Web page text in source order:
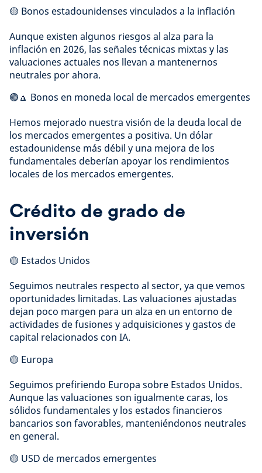
🟡 Bonos estadounidenses vinculados a la inflación
Aunque existen algunos riesgos al alza para la
inflación en 2026, las señales técnicas mixtas y las
valuaciones actuales nos llevan a mantenernos
neutrales por ahora.
🟢🔼 Bonos en moneda local de mercados emergentes
Hemos mejorado nuestra visión de la deuda local de
los mercados emergentes a positiva. Un dólar
estadounidense más débil y una mejora de los
fundamentales deberían apoyar los rendimientos
locales de los mercados emergentes.
Crédito de grado de
inversión
🟡 Estados Unidos
Seguimos neutrales respecto al sector, ya que vemos
oportunidades limitadas. Las valuaciones ajustadas
dejan poco margen para un alza en un entorno de
actividades de fusiones y adquisiciones y gastos de
capital relacionados con IA.
🟡 Europa
Seguimos prefiriendo Europa sobre Estados Unidos.
Aunque las valuaciones son igualmente caras, los
sólidos fundamentales y los estados financieros
bancarios son favorables, manteniéndonos neutrales
en general.
🟡 USD de mercados emergentes